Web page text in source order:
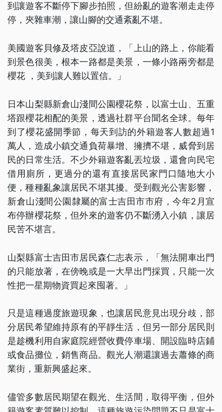
到讓遊客不斷停下腳步拍照，但紛亂的遊客潮走走停
停，夾雜車潮，讓山腳的交通紊亂不堪。
美國遊客貝修及塔皮亞說道，「上山的路上，你能看
到景色很美，根本一路都是美景，一條小路兩旁都是
櫻花 ，美到讓人難以置信。」
日本山梨縣新倉山淺間公園櫻花祭，以富士山、五重
塔跟櫻花相配的美景，透過社群平台聞名全球。每年
到了櫻花盛開季節，每天到訪的外籍遊客人數超過1
萬人，造成小鎮交通負荷暴增、擁擠不堪，威脅到居
民的日常生活。不少外籍遊客亂丟垃圾，還會向民宅
借用廁所，更過分的還有直接居民家門口隨地大小
便，種種亂象讓居民不堪其擾。受到觀光公害影響，
新倉山淺間公園隸屬的富士吉田市市府，今年2月宣
布停辦櫻花祭，但外來的遊客仍不斷湧入小鎮，讓居
民苦不堪言。
山梨縣富士吉田市居民森仁志表示，「無法開車出門
的只能放著，在傍晚或是一大早出門採買，只能一次
性把一星期物資買起來囤著。」
只是這種過度旅遊現象，也讓居民意見出現分歧，部
分居民希望維持原有的平靜生活，但另一部分居民則
是趁機利用自家庭院經營收費停車場、開設臨時店鋪
或食品攤位，銷售商品。觀光人潮還讓過去蕭條的商
業街，重新興盛起來。
儘管多數居民期望在觀光、生活間，取得平衡，但外